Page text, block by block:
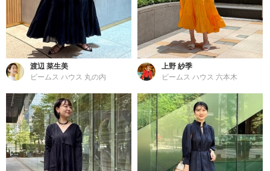
渡辺 菜生美
ビームス ハウス 丸の内
上野 紗季
ビームス ハウス 六本木